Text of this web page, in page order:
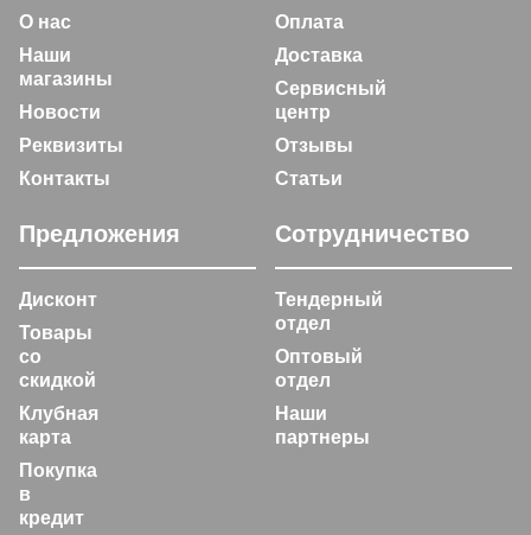
О нас
Наши
магазины
Новости
Реквизиты
Контакты
Оплата
Доставка
Сервисный
центр
Отзывы
Статьи
Предложения
Дисконт
Товары
со
скидкой
Клубная
карта
Покупка
в
кредит
Сотрудничество
Тендерный
отдел
Оптовый
отдел
Наши
партнеры